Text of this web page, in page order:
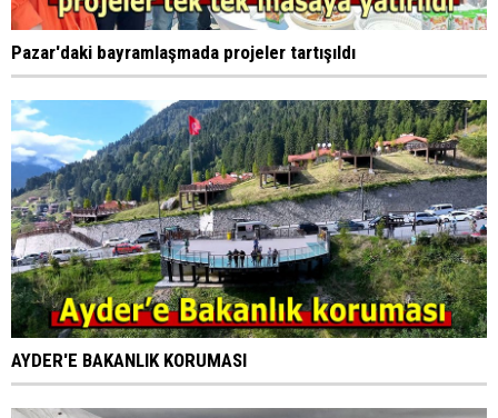
Pazar'daki bayramlaşmada projeler tartışıldı
AYDER'E BAKANLIK KORUMASI